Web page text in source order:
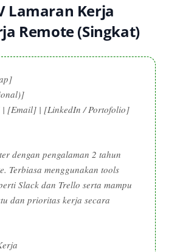
Lamaran Kerja
Remote (Singkat)
| [Email] | [LinkedIn / Portofolio]
dengan pengalaman 2 tahun
Terbiasa menggunakan tools
Slack dan Trello serta mampu
dan prioritas kerja secara